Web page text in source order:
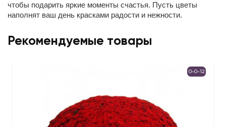
чтобы подарить яркие моменты счастья. Пусть цветы
наполнят ваш день красками радости и нежности.
Рекомендуемые товары
0-0-12